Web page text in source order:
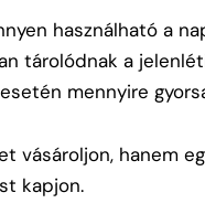
használható a
tárolódnak a
mennyire
vásároljon, hanem
kapjon.